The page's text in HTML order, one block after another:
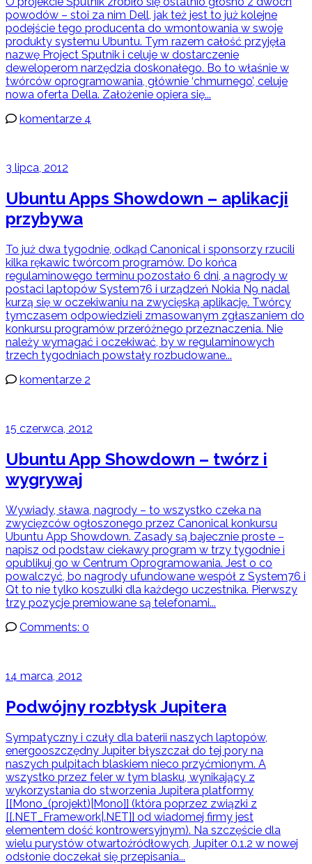
powodów – stoi za nim Dell, jak też jest to już kolejne
podejście tego producenta do wmontowania w swoje
produkty systemu Ubuntu. Tym razem całość przyjęła
nazwę Project Sputnik i celuje w dostarczenie
deweloperom narzędzia doskonałego. Bo to właśnie w
twórców oprogramowania, głównie ‘chmurnego’, celuje
nowa oferta Della. Założenie opiera się...
komentarze 4
3 lipca, 2012
Ubuntu Apps Showdown – aplikacji
przybywa
To już dwa tygodnie, odkąd Canonical i sponsorzy rzucili
kilka rękawic twórcom programów. Do końca
regulaminowego terminu pozostało 6 dni, a nagrody w
postaci laptopów System76 i urządzeń Nokia N9 nadal
kurzą się w oczekiwaniu na zwycięską aplikację. Twórcy
tymczasem odpowiedzieli zmasowanym zgłaszaniem do
konkursu programów przeróżnego przeznaczenia. Nie
należy wymagać i oczekiwać, by w regulaminowych
trzech tygodniach powstały rozbudowane...
komentarze 2
15 czerwca, 2012
Ubuntu App Showdown – twórz i
wygrywaj
Wywiady, sława, nagrody – to wszystko czeka na
zwycięzców ogłoszonego przez Canonical konkursu
Ubuntu App Showdown. Zasady są bajecznie proste –
napisz od podstaw ciekawy program w trzy tygodnie i
opublikuj go w Centrum Oprogramowania. Jest o co
powalczyć, bo nagrody ufundowane wespół z System76 i
Qt to nie tylko koszulki dla każdego uczestnika. Pierwszy
trzy pozycje premiowane są telefonami...
Comments: 0
14 marca, 2012
Podwójny rozbłysk Jupitera
Sympatyczny i czuły dla baterii naszych laptopów,
energooszczędny Jupiter błyszczał do tej pory na
naszych pulpitach blaskiem nieco przyćmionym. A
wszystko przez feler w tym blasku, wynikający z
wykorzystania do stworzenia Jupitera platformy
[[Mono_(projekt)|Mono]] (która poprzez związki z
[[.NET_Framework|.NET]] od wiadomej firmy jest
elementem dość kontrowersyjnym). Na szczęście dla
wielu purystów otwartoźródłowych, Jupiter 0.1.2 w nowej
odsłonie doczekał się przepisania...